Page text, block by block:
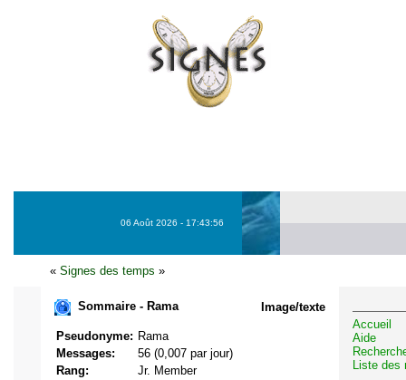
06 Août 2026 - 17:43:56
« Signes des temps »
Sommaire - Rama Image/texte
Pseudonyme: Rama
Messages:
56 (0,007 par jour)
Rang:
Jr. Member
Accueil
Aide
Liste des